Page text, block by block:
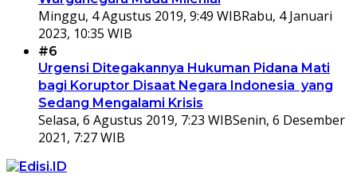
Minggu, 4 Agustus 2019, 9:49 WIBRabu, 4 Januari
2023, 10:35 WIB
#6
Urgensi Ditegakannya Hukuman Pidana Mati
bagi Koruptor Disaat Negara Indonesia yang
Sedang Mengalami Krisis
Selasa, 6 Agustus 2019, 7:23 WIBSenin, 6 Desember
2021, 7:27 WIB